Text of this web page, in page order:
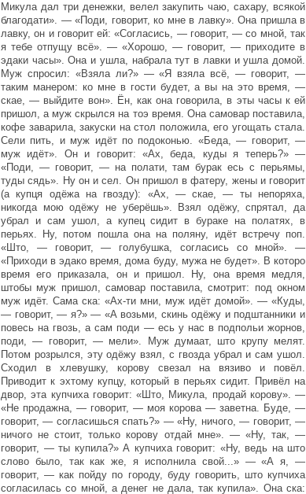
Микула дал три денежки, велел закупить чаю, сахару, всякой
благодати». — «Поди, говорит, ко мне в лавку». Она пришла в
лавку, он и говорит ей: «Согласись, — говорит, — со мной, так
я тебе отпущу всё». — «Хорошо, — говорит, — приходите в
эдаки часы». Она и ушла, набрала тут в лавки и ушла домой.
Муж спросил: «Взяла ли?» — «Я взяла всё, — говорит, —
таким манером: ко мне в гости будет, а вы на это время, —
скае, — выйдите вон». Ён, как она говорила, в эты часы к ей
пришол, а муж скрылся на тоэ время. Она самовар поставила,
кофе заварила, закуски на стол положила, его угощать стала.
Сели пить, и муж идёт по подоконью. «Беда, — говорит, —
муж идёт». Он и говорит: «Ах, беда, куды я теперь?» —
«Поди, — говорит, — на полати, там бурак есь с перьямы,
туды сядь». Ну он и сел. Он пришол в фатеру, жены и говорит
(а купця одёжа на гвозду): «Ах, — скае, — ты непоряха,
никогда мою одёжу не уберёшь». Взял одёжу, спрятал, да
убрал и сам ушол, а купец сидит в бураке на полатях, в
перьях. Ну, потом пошла она на поляну, идёт встречу поп.
«Што, — говорит, — голубушка, согласись со мной». —
«Приходи в эдако время, дома буду, мужа не будет». В которо
время его приказала, он и пришол. Ну, она время медля,
штобы муж пришол, самовар поставила, смотрит: под окном
муж идёт. Сама ска: «Ах-ти мни, муж идёт домой». — «Куды,
— говорит, — я?» — «А возьми, скинь одёжу и подштанники и
повесь на гвозь, а сам поди — есь у нас в подпольи жорнов,
поди, — говорит, — мели». Муж думаат, што крупу мелят.
Потом розрылся, эту одёжу взял, с гвозда убрал и сам ушол.
Сходил в хлевушку, корову свезал на вязиво и повёл.
Приводит к эхтому купцу, который в перьях сидит. Привёл на
двор, эта купчиха говорит: «Што, Микула, продай корову». —
«Не продажна, — говорит, — моя корова — заветна. Буде, —
говорит, — согласишься спать?» — «Ну, ничого, — говорит, —
ничого не стоит, только корову отдай мне». — «Ну, так, —
говорит, — ты купила?» А купчиха говорит: «Ну, ведь на што
слово было, так как же, я исполнила свой...» — «А я, —
говорит, — как пойду по городу, буду говорить, што купчиха
согласилась со мной, а денег не дала, так купила». Она ска: